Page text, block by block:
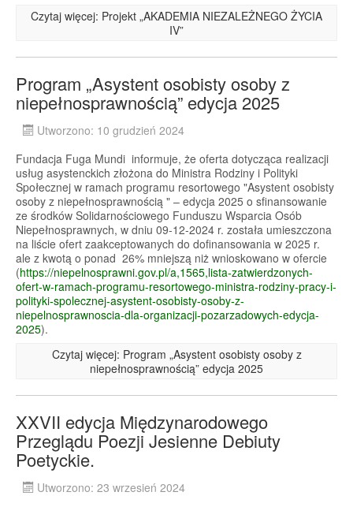
Czytaj więcej: Projekt „AKADEMIA NIEZALEŻNEGO ŻYCIA
IV”
Program „Asystent osobisty osoby z
niepełnosprawnością” edycja 2025
Utworzono: 10 grudzień 2024
Fundacja Fuga Mundi informuje, że oferta dotycząca realizacji
usług asystenckich złożona do Ministra Rodziny i Polityki
Społecznej w ramach programu resortowego "Asystent osobisty
osoby z niepełnosprawnością " – edycja 2025 o sfinansowanie
ze środków Solidarnościowego Funduszu Wsparcia Osób
Niepełnosprawnych, w dniu 09-12-2024 r. została umieszczona
na liście ofert zaakceptowanych do dofinansowania w 2025 r.
ale z kwotą o ponad 26% mniejszą niż wnioskowano w ofercie
(https://niepelnosprawni.gov.pl/a,1565,lista-zatwierdzonych-
ofert-w-ramach-programu-resortowego-ministra-rodziny-pracy-i-
polityki-spolecznej-asystent-osobisty-osoby-z-
niepelnosprawnoscia-dla-organizacji-pozarzadowych-edycja-
2025).
Czytaj więcej: Program „Asystent osobisty osoby z
niepełnosprawnością” edycja 2025
XXVII edycja Międzynarodowego
Przeglądu Poezji Jesienne Debiuty
Poetyckie.
Utworzono: 23 wrzesień 2024